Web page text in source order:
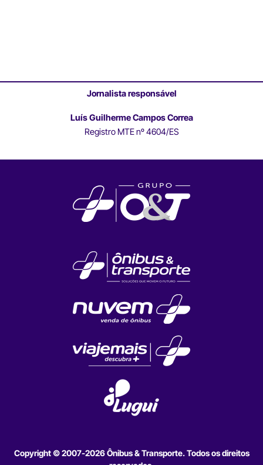
Jornalista responsável
Luís Guilherme Campos Correa
Registro MTE nº 4604/ES
Copyright © 2007-2026 Ônibus & Transporte. Todos os direitos